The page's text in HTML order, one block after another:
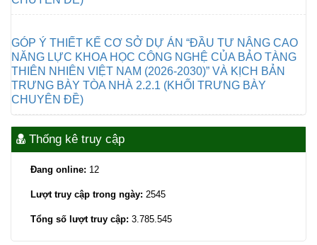
GÓP Ý THIẾT KẾ CƠ SỞ DỰ ÁN “ĐẦU TƯ NÂNG CAO
NĂNG LỰC KHOA HỌC CÔNG NGHỆ CỦA BẢO TÀNG
THIÊN NHIÊN VIỆT NAM (2026-2030)” VÀ KỊCH BẢN
TRƯNG BÀY TÒA NHÀ 2.2.1 (KHỐI TRƯNG BÀY
CHUYÊN ĐỀ)
Thống kê truy cập
Đang online: 12
Lượt truy cập trong ngày: 2545
Tổng số lượt truy cập: 3.785.545